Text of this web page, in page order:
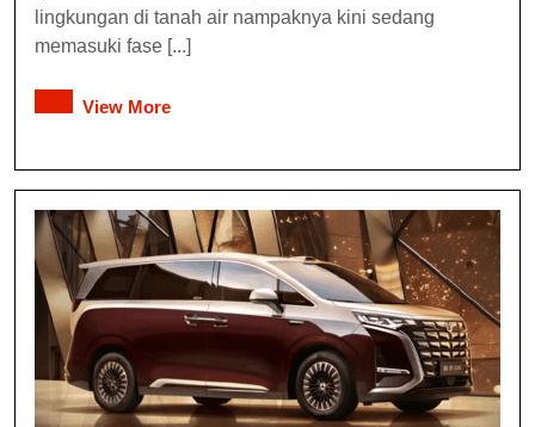
lingkungan di tanah air nampaknya kini sedang
memasuki fase [...]
View More